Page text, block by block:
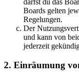
Boards gelten
Regelungen.
Der
und kann von
jederzeit
2. Einräumung